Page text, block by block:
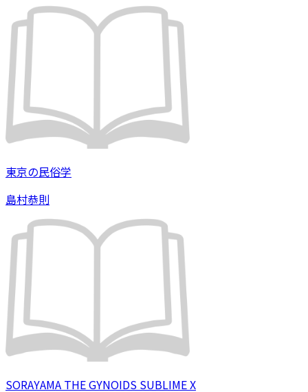
東京の民俗学
島村恭則
SORAYAMA THE GYNOIDS SUBLIME X